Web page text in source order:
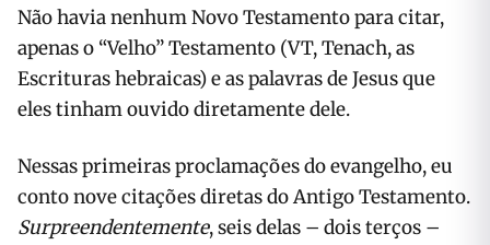
Não havia nenhum Novo Testamento para citar,
apenas o “Velho” Testamento (VT, Tenach, as
Escrituras hebraicas) e as palavras de Jesus que
eles tinham ouvido diretamente dele.
Nessas primeiras proclamações do evangelho, eu
conto nove citações diretas do Antigo Testamento.
Surpreendentemente, seis delas – dois terços –